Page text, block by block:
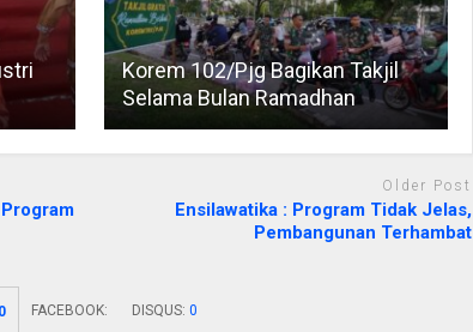
Korem 102/Pjg Bagikan Takjil
Selama Bulan Ramadhan
Older Post
Ensilawatika : Program Tidak Jelas,
Pembangunan Terhambat
0 FACEBOOK: DISQUS: 0